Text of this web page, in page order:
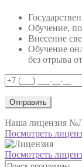
Обучение,
Внесение
Обучение
без отрыва
Наша лицензия
Посмотреть
Посмотреть
Поиск